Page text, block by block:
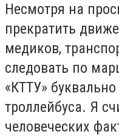
Несмотря на
прекратить
медиков,
следовать по
«КТТУ»
троллейбуса. Я
человеческих